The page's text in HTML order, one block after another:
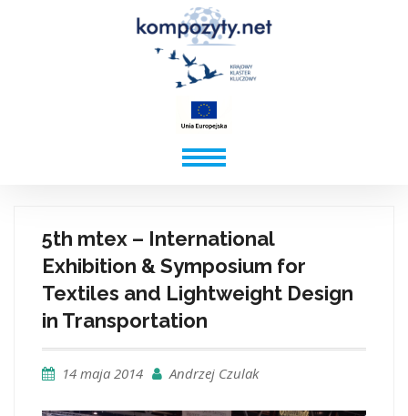
5th mtex – International
Exhibition & Symposium for
Textiles and Lightweight Design
in Transportation
14 maja 2014 Andrzej Czulak